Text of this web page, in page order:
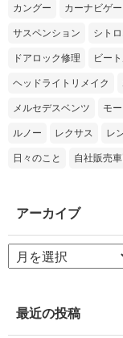
カングー カーナビゲ
サスペンション シト
ドアロック修理 ビー
ヘッドライトリメイク
メルセデスベンツ モ
ルノー レクサス レ
日々のこと 自社販売
アーカイブ
ア
ー
ブ
最近の投稿